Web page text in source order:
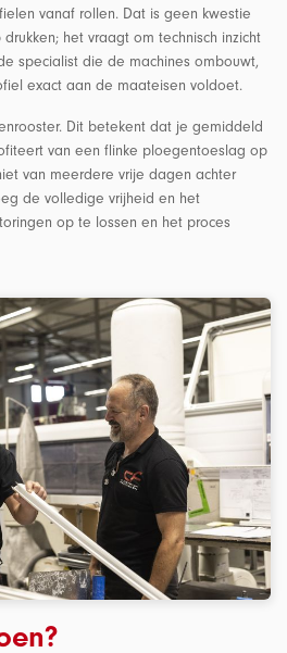
vanaf rollen. Dat is geen kwestie
het vraagt om technisch inzicht
specialist die de machines ombouwt,
exact aan de maateisen voldoet.
Dit betekent dat je gemiddeld
van een flinke ploegentoeslag op
van meerdere vrije dagen achter
de volledige vrijheid en het
op te lossen en het proces